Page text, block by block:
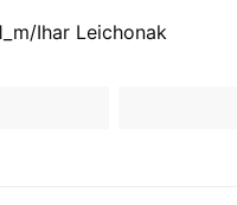
Ihar Leichonak